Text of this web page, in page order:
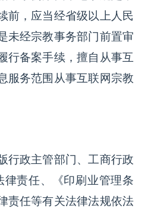
前，应当经省级以上人民
未经宗教事务部门前置审
行备案手续，擅自从事互
服务范围从事互联网宗教
行政主管部门、工商行政
责任、《印刷业管理条
责任等有关法律法规依法